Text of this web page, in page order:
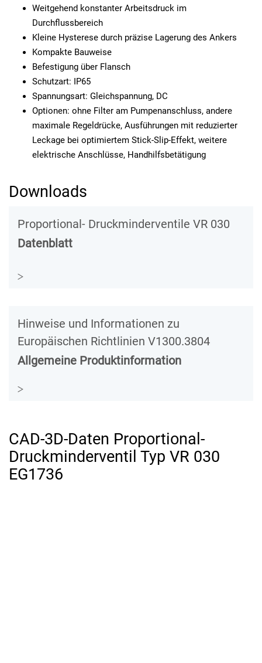
Weitgehend konstanter Arbeitsdruck im
Durchflussbereich
Kleine Hysterese durch präzise Lagerung des Ankers
Kompakte Bauweise
Befestigung über Flansch
Schutzart: IP65
Spannungsart: Gleichspannung, DC
Optionen: ohne Filter am Pumpenanschluss, andere
maximale Regeldrücke, Ausführungen mit reduzierter
Leckage bei optimiertem Stick-Slip-Effekt, weitere
elektrische Anschlüsse, Handhilfsbetätigung
Downloads
Proportional- Druckminderventile VR 030
Datenblatt
Hinweise und Informationen zu
Europäischen Richtlinien V1300.3804
Allgemeine Produktinformation
CAD-3D-Daten Proportional-
Druckminderventil Typ VR 030
EG1736